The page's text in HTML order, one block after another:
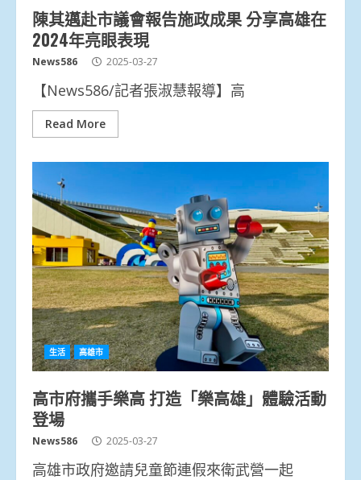
陳其邁赴市議會報告施政成果 分享高雄在
2024年亮眼表現
News586 2025-03-27
【News586/記者張淑慧報導】高
Read More
生活 高雄市
高市府攜手樂高 打造「樂高雄」體驗活動
登場
News586 2025-03-27
高雄市政府邀請兒童節連假來衛武營一起